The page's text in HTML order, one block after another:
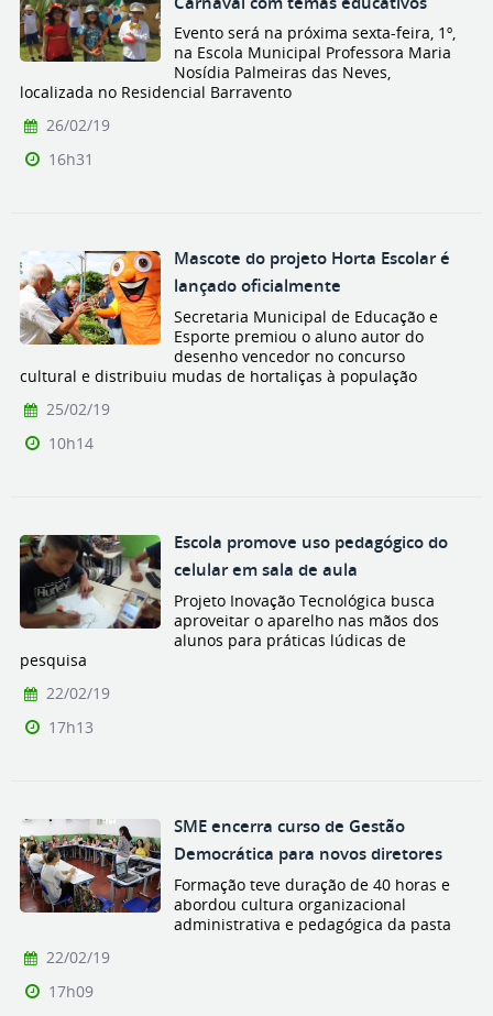
Evento será na próxima sexta-feira, 1º,
na Escola Municipal Professora Maria
Nosídia Palmeiras das Neves,
localizada no Residencial Barravento
26/02/19
16h31
Mascote do projeto Horta Escolar é
lançado oficialmente
Secretaria Municipal de Educação e
Esporte premiou o aluno autor do
desenho vencedor no concurso
cultural e distribuiu mudas de hortaliças à população
25/02/19
10h14
Escola promove uso pedagógico do
celular em sala de aula
Projeto Inovação Tecnológica busca
aproveitar o aparelho nas mãos dos
alunos para práticas lúdicas de
pesquisa
22/02/19
17h13
SME encerra curso de Gestão
Democrática para novos diretores
Formação teve duração de 40 horas e
abordou cultura organizacional
administrativa e pedagógica da pasta
22/02/19
17h09